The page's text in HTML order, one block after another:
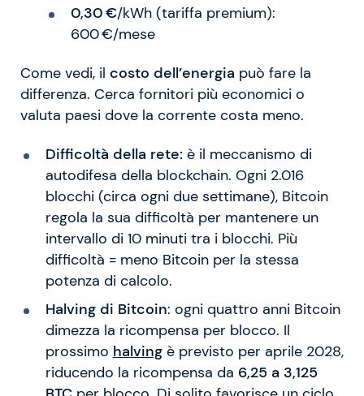
0,30€/kWh (tariffa premium):
600 €/mese
Come vedi, il costo dell’energia può fare la
differenza. Cerca fornitori più economici o
valuta paesi dove la corrente costa meno.
Difficoltà della rete: è il meccanismo di
autodifesa della blockchain. Ogni 2.016
blocchi (circa ogni due settimane), Bitcoin
regola la sua difficoltà per mantenere un
intervallo di 10 minuti tra i blocchi. Più
difficoltà = meno Bitcoin per la stessa
potenza di calcolo.
Halving di Bitcoin: ogni quattro anni Bitcoin
dimezza la ricompensa per blocco. Il
prossimo halvingè previsto per aprile 2028,
riducendo la ricompensa da 6,25 a 3,125